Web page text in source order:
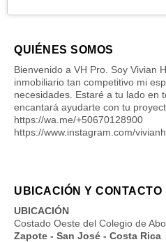
QUIÉNES SOMOS
Bienvenido a VH Pro. Soy Vivian
inmobiliario tan competitivo mi
necesidades. Estaré a tu lado en
encantará ayudarte con tu
https://wa.me/+50670128900
https://www.instagram.com/
UBICACIÓN Y CONTACTO
UBICACIÓN
Costado Oeste del Colegio de
Zapote - San José - Costa Rica